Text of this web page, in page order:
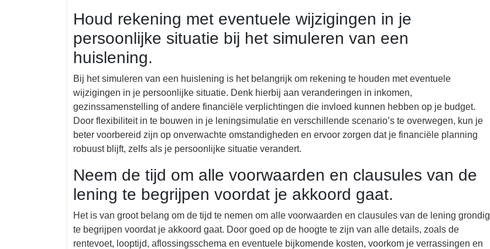
Houd rekening met eventuele wijzigingen in je
persoonlijke situatie bij het simuleren van een
huislening.
Bij het simuleren van een huislening is het belangrijk om rekening te houden met eventuele
wijzigingen in je persoonlijke situatie. Denk hierbij aan veranderingen in inkomen,
gezinssamenstelling of andere financiële verplichtingen die invloed kunnen hebben op je budget.
Door flexibiliteit in te bouwen in je leningsimulatie en verschillende scenario’s te overwegen, kun je
beter voorbereid zijn op onverwachte omstandigheden en ervoor zorgen dat je financiële planning
robuust blijft, zelfs als je persoonlijke situatie verandert.
Neem de tijd om alle voorwaarden en clausules van de
lening te begrijpen voordat je akkoord gaat.
Het is van groot belang om de tijd te nemen om alle voorwaarden en clausules van de lening grondig
te begrijpen voordat je akkoord gaat. Door goed op de hoogte te zijn van alle details, zoals de
rentevoet, looptijd, aflossingsschema en eventuele bijkomende kosten, voorkom je verrassingen en